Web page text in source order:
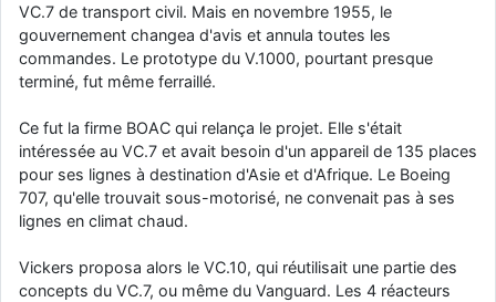
d9pouces: cette fois, c'est le Brésil et Singapour qui mettent le site
par terre
jericho: Ah ben je peux te confirmer que j'étais resté dans le filtre…
d9pouces : Désolé ! Mon filtrage a été un peu trop violent
manifestement
tout voir
VC.7 de transport civil. Mais en novembre 1955, le
gouvernement changea d'avis et annula toutes les
commandes. Le prototype du V.1000, pourtant presque
terminé, fut même ferraillé.
Ce fut la firme BOAC qui relança le projet. Elle s'était
intéressée au VC.7 et avait besoin d'un appareil de 135 places
pour ses lignes à destination d'Asie et d'Afrique. Le Boeing
707, qu'elle trouvait sous-motorisé, ne convenait pas à ses
lignes en climat chaud.
Vickers proposa alors le VC.10, qui réutilisait une partie des
concepts du VC.7, ou même du Vanguard. Les 4 réacteurs